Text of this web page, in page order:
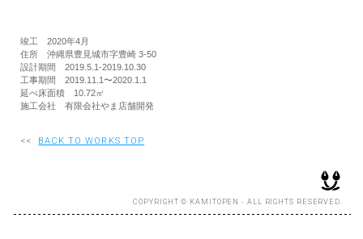
竣工 2020年4月
住所 沖縄県豊見城市字豊崎 3-50
設計期間 2019.5.1-2019.10.30
工事期間 2019.11.1〜2020.1.1
延べ床面積 10.72㎡
施工会社 有限会社やま店舗開発
<< BACK TO WORKS TOP
COPYRIGHT © KAMITOPEN - ALL RIGHTS RESERVED.